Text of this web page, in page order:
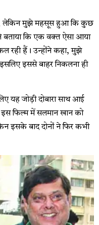
लेकिन मुझे महसूस हुआ कि कुछ
बताया कि एक वक्त ऐसा आया
रही हैं। उन्होंने कहा, मुझे
इससे बाहर निकलना ही
यह जोड़ी दोबारा साथ आई
इस फिल्म में सलमान खान को
इसके बाद दोनों ने फिर कभी